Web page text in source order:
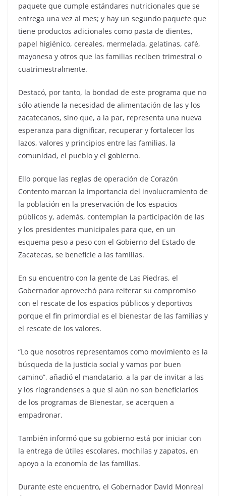
paquete que cumple estándares nutricionales que se
entrega una vez al mes; y hay un segundo paquete que
tiene productos adicionales como pasta de dientes,
papel higiénico, cereales, mermelada, gelatinas, café,
mayonesa y otros que las familias reciben trimestral o
cuatrimestralmente.
Destacó, por tanto, la bondad de este programa que no
sólo atiende la necesidad de alimentación de las y los
zacatecanos, sino que, a la par, representa una nueva
esperanza para dignificar, recuperar y fortalecer los
lazos, valores y principios entre las familias, la
comunidad, el pueblo y el gobierno.
Ello porque las reglas de operación de Corazón
Contento marcan la importancia del involucramiento de
la población en la preservación de los espacios
públicos y, además, contemplan la participación de las
y los presidentes municipales para que, en un
esquema peso a peso con el Gobierno del Estado de
Zacatecas, se beneficie a las familias.
En su encuentro con la gente de Las Piedras, el
Gobernador aprovechó para reiterar su compromiso
con el rescate de los espacios públicos y deportivos
porque el fin primordial es el bienestar de las familias y
el rescate de los valores.
“Lo que nosotros representamos como movimiento es la
búsqueda de la justicia social y vamos por buen
camino”, añadió el mandatario, a la par de invitar a las
y los ríograndenses a que si aún no son beneficiarios
de los programas de Bienestar, se acerquen a
empadronar.
También informó que su gobierno está por iniciar con
la entrega de útiles escolares, mochilas y zapatos, en
apoyo a la economía de las familias.
Durante este encuentro, el Gobernador David Monreal